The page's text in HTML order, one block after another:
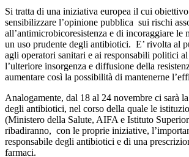
Si tratta di una iniziativa europea il cui
sensibilizzare l’opinione pubblica sui rischi
all’antimicrobicoresistenza e di incoraggiare le
un uso prudente degli antibiotici. E’ rivolta al
agli operatori sanitari e ai responsabili politici
l’ulteriore insorgenza e diffusione della
aumentare così la possibilità di mantenerne
Analogamente, dal 18 al 24 novembre ci sarà
degli antibiotici, nel corso della quale le
(Ministero della Salute, AIFA e Istituto
ribadiranno, con le proprie iniziative,
responsabile degli antibiotici e di una
farmaci.